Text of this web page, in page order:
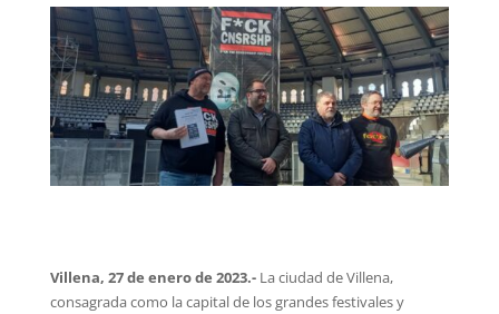
Villena, 27 de enero de 2023.- La ciudad de Villena,
consagrada como la capital de los grandes festivales y